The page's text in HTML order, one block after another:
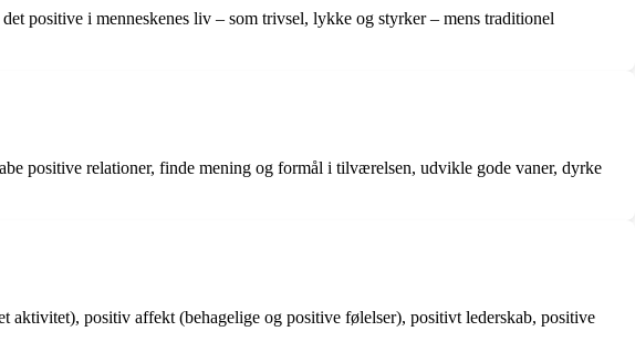
positive i menneskenes liv – som trivsel, lykke og styrker – mens traditionel
positive relationer, finde mening og formål i tilværelsen, udvikle gode vaner, dyrke
positiv affekt (behagelige og positive følelser), positivt lederskab, positive